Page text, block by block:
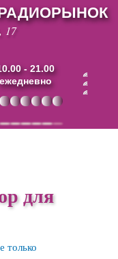
17
- 21.00
ежедневно
для